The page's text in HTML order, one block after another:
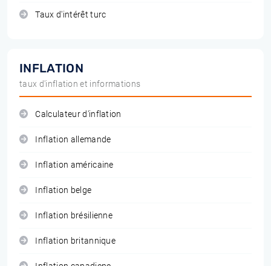
Taux d'intérêt turc
INFLATION
taux d'inflation et informations
Calculateur d'inflation
Inflation allemande
Inflation américaine
Inflation belge
Inflation brésilienne
Inflation britannique